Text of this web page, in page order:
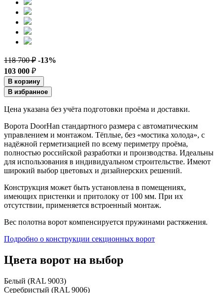
118 700 ₽ -13%
103 000 ₽
В корзину
В избранное
Цена указана без учёта подготовки проёма и доставки.
Ворота DoorHan стандартного размера с автоматическим
управлением и монтажом. Тёплые, без «мостика холода», с
надёжной герметизацией по всему периметру проёма,
полностью российской разработки и производства. Идеальны
для использования в индивидуальном строительстве. Имеют
широкий выбор цветовых и дизайнерских решений.
Конструкция может быть установлена в помещениях,
имеющих пристенки и притолоку от 100 мм. При их
отсутствии, применяется встроенный монтаж.
Вес полотна ворот компенсируется пружинами растяжения.
Подробно о конструкции секционных ворот
Цвета ворот на выбор
Белый (RAL 9003)
Серебристый (RAL 9006)